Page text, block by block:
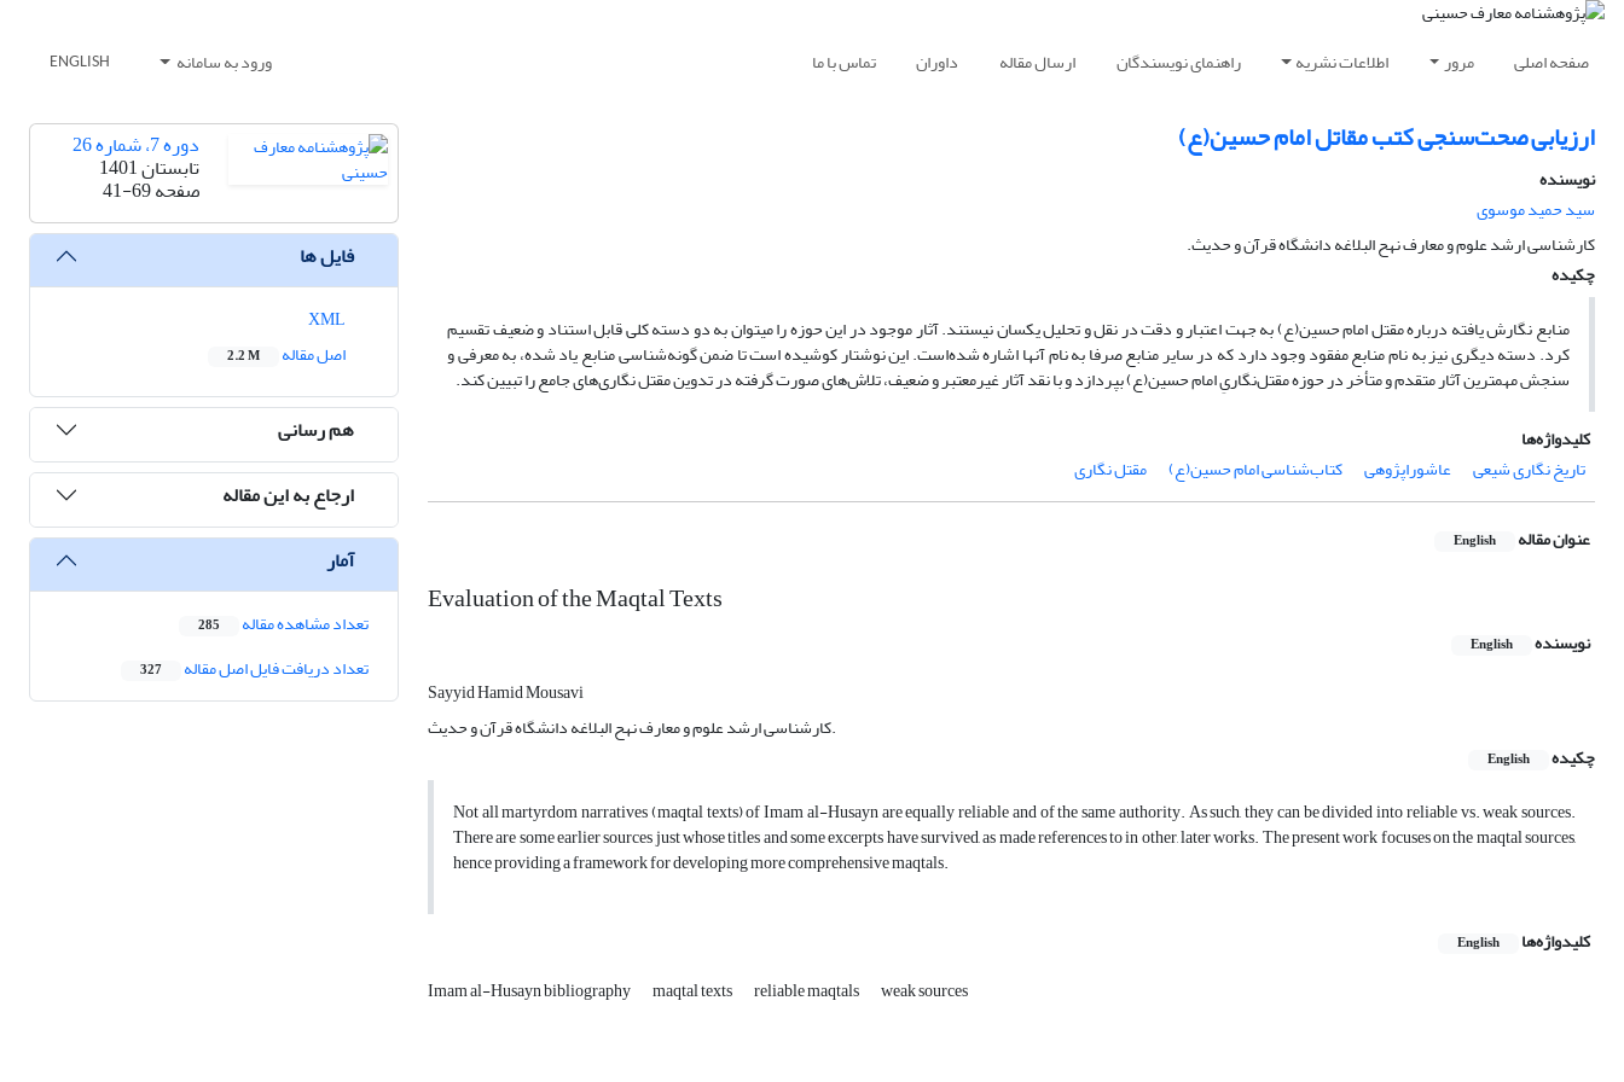
صفحه اصلی مرور اطلاعات نشریه راهنمای نویسندگان ارسال مقاله داوران تماس با ما ورود به سامانه ENGLISH
ارزیابی صحت‌سنجی کتب مقاتل امام حسین(ع)
نویسنده
سید حمید موسوی
کارشناسی ارشد علوم و معارف نهح البلاغه دانشگاه قرآن و حدیث.
چکیده
منابع نگارش یافته در‌باره مقتل امام حسین(ع) به جهت اعتبار و دقت در نقل و تحلیل یکسان نیستند. آثار موجود در این حوزه را مى‏توان به دو دسته کلى قابل استناد و ضعیف تقسیم
کرد. دسته دیگرى نیز به نام منابع مفقود وجود دارد که در سایر منابع صرفا به نام آنها اشاره شده‌است. این نوشتار کوشیده است تا ضمن گونه‌شناسی منابع یاد شده، به معرفی و
سنجش مهمترین آثار متقدم و متأخر در حوزه مقتل‌نگاریِ امام حسین(ع) بپردازد و با نقد آثار غیرمعتبر و ضعیف، تلاش‌های صورت گرفته در تدوین مقتل نگاری‌های جامع را تبیین کند.
کلیدواژه‌ها
تاریخ نگاری شیعی
عاشوراپژوهی کتاب‌شناسی امام حسین(ع) مقتل نگاری
عنوان مقاله English
Evaluation of the Maqtal Texts
نویسنده English
Sayyid Hamid Mousavi
کارشناسی ارشد علوم و معارف نهح البلاغه دانشگاه قرآن و حدیث.
چکیده
English
Not all martyrdom narratives (maqtal texts) of Imam al-Husayn are equally reliable and of the same authority. As such, they can be divided into reliable vs. weak sources.
There are some earlier sources just whose titles and some excerpts have survived, as made references to in other, later works. The present work focuses on the maqtal sources,
hence providing a framework for developing more comprehensive maqtals.
کلیدواژه‌ها English
Imam al-Husayn bibliography maqtal texts reliable maqtals weak sources
دوره 7، شماره 26
تابستان 1401
صفحه41-69
فایل ها
اصل مقاله
2.2 M
هم رسانی
ارجاع به این مقاله
آمار
تعداد مشاهده مقاله 285
تعداد دریافت فایل اصل مقاله 327